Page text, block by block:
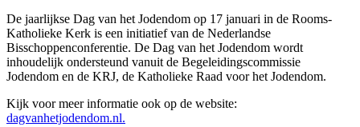
De jaarlijkse Dag van het Jodendom op 17 januari in de Rooms-
Katholieke Kerk is een initiatief van de Nederlandse
Bisschoppenconferentie. De Dag van het Jodendom wordt
inhoudelijk ondersteund vanuit de Begeleidingscommissie
Jodendom en de KRJ, de Katholieke Raad voor het Jodendom.
Kijk voor meer informatie ook op de website:
dagvanhetjodendom.nl.